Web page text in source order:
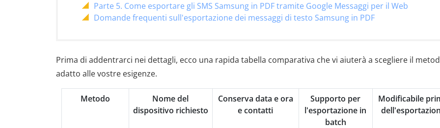
Parte 5. Come esportare gli SMS Samsung in PDF tramite Google Messaggi per il Web
Domande frequenti sull'esportazione dei messaggi di testo Samsung in PDF
Prima di addentrarci nei dettagli, ecco una rapida tabella comparativa che vi aiuterà a scegliere il
adatto alle vostre esigenze.
Metodo
Nome del
dispositivo richiesto
Conserva data e ora
e contatti
Supporto per
l'esportazione in
batch
Modificabile